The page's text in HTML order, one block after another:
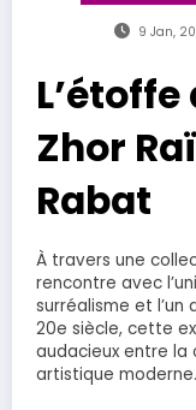
9 Jan,
Zhor
Rabat
À travers une
rencontre avec
surréalisme et
20e siècle, cette
audacieux entre la
artistique moderne.